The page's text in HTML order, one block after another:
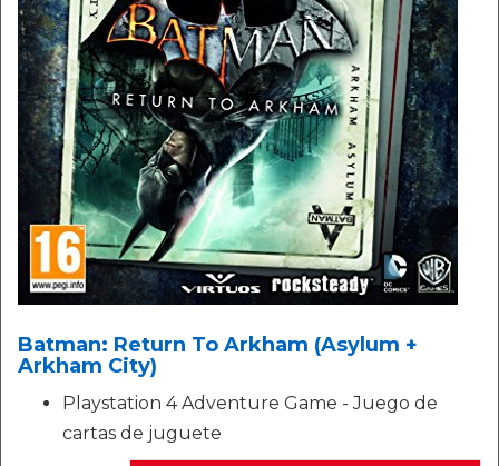
Batman: Return To Arkham (Asylum +
Arkham City)
Playstation 4 Adventure Game - Juego de
cartas de juguete